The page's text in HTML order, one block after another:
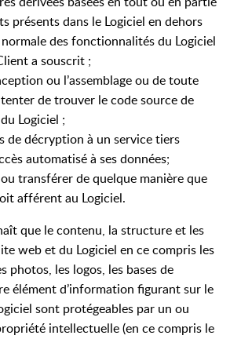
présents dans le Logiciel en dehors
des fonctionnalités du Logiciel
a souscrit ;
ou l’assemblage ou de toute
de trouver le code source de
Logiciel ;
de décryption à un service tiers
automatisé à ses données;
transférer de quelque manière que
afférent au Logiciel.
que le contenu, la structure et les
web et du Logiciel en ce compris les
photos, les logos, les bases de
élément d’information figurant sur le
sont protégeables par un ou
intellectuelle (en ce compris le